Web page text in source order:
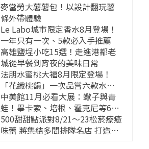
麥當勞大薯薯包！以設計翻玩薯
條外帶體驗
Le Labo城市限定香水8月登場！
一年只有一次、5款必入手推薦
高雄鹽埕小吃15選！走進港都老
城從早餐到宵夜的美味日常
法朋水蜜桃大福8月限定登場！
「花織桃韻」一次品嘗六款水蜜
桃花果大福
中美館11月必看大展：蠍子與青
蛙！畢卡索、培根、霍克尼等66
件國巨典藏亮相
500甜甜點派對8/21～23松菸療癒
味蕾 將集結多間排隊名店 打造靈